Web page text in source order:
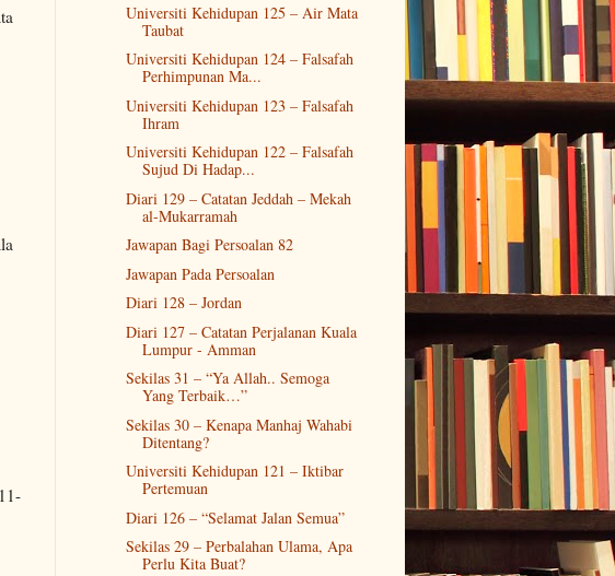
Universiti Kehidupan 125 – Air Mata
Taubat
Universiti Kehidupan 124 – Falsafah
Perhimpunan Ma...
Universiti Kehidupan 123 – Falsafah
Ihram
Universiti Kehidupan 122 – Falsafah
Sujud Di Hadap...
Diari 129 – Catatan Jeddah – Mekah
al-Mukarramah
Jawapan Bagi Persoalan 82
Jawapan Pada Persoalan
Diari 128 – Jordan
Diari 127 – Catatan Perjalanan Kuala
Lumpur - Amman
Sekilas 31 – “Ya Allah.. Semoga
Yang Terbaik…”
Sekilas 30 – Kenapa Manhaj Wahabi
Ditentang?
Universiti Kehidupan 121 – Iktibar
Pertemuan
Diari 126 – “Selamat Jalan Semua”
Sekilas 29 – Perbalahan Ulama, Apa
Perlu Kita Buat?